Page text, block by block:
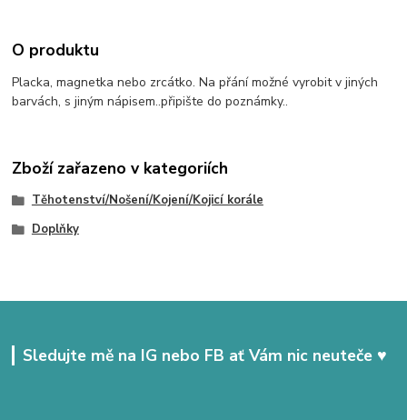
O produktu
Placka, magnetka nebo zrcátko. Na přání možné vyrobit v jiných
barvách, s jiným nápisem..připište do poznámky..
Zboží zařazeno v kategoriích
Těhotenství/Nošení/Kojení/Kojicí korále
Doplňky
Sledujte mě na IG nebo FB ať Vám nic neuteče ♥